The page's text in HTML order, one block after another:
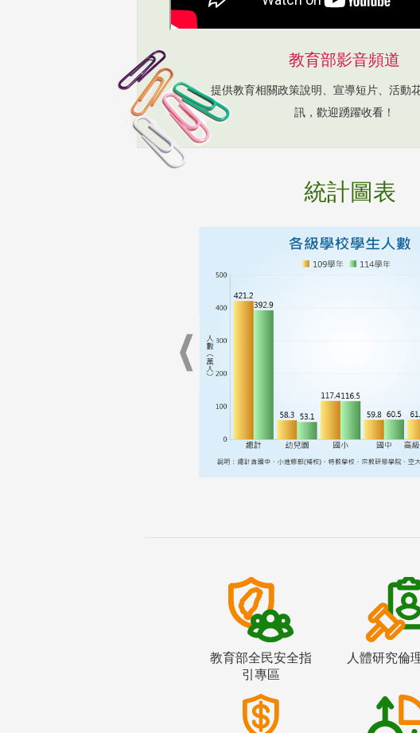
教育部影音頻道
提供教育相關政策說明、宣導短片、活動
訊，歡迎踴躍收看！
統計圖表
教育部全民安全指
引專區
人體研究倫